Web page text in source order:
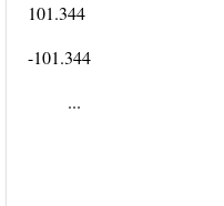
101.344
-101.344
...